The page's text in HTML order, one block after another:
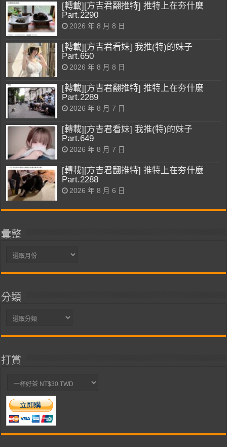
[轉載][方吉君翻推特] 推特上在夯什麼
Part.2290
2026 年 8 月 8 日
[轉載][方吉君看妹] 我推(特)的妹子
Part.650
2026 年 8 月 8 日
[轉載][方吉君翻推特] 推特上在夯什麼
Part.2289
2026 年 8 月 7 日
[轉載][方吉君看妹] 我推(特)的妹子
Part.649
2026 年 8 月 7 日
[轉載][方吉君翻推特] 推特上在夯什麼
Part.2288
2026 年 8 月 6 日
彙整
彙
分類
分
打賞